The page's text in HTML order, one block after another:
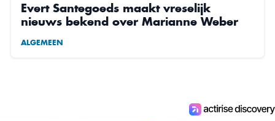
Evert Santegoeds maakt vreselijk
nieuws bekend over Marianne Weber
ALGEMEEN